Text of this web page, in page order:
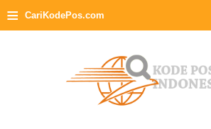
≡ CariKodePos.com